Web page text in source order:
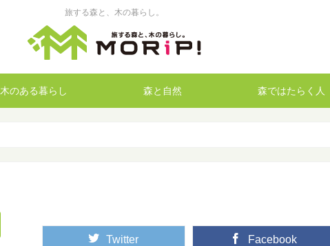
旅する森と、木の暮らし。
木のある暮らし 森と自然 森ではたらく人
Twitter Facebook